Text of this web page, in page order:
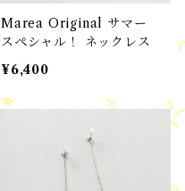
Marea Original サマー
スペシャル！ ネックレス
¥6,400